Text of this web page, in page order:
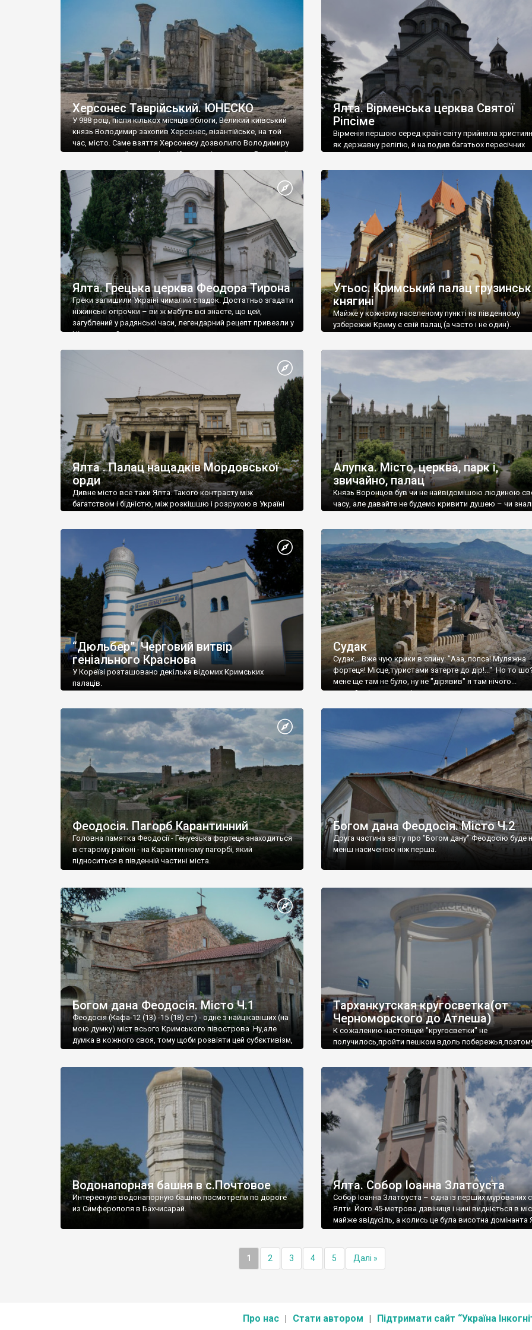
візантійської доби. Раритети викрадені з фондів об’єкту
культурної спадщини ЮНЕСКО «Херсонеса Таврійського».
Офіційно – на виставку «Золото Візантії», але експерти та
влада в Україні вважають це лише […]
називаються «повстяками» (postaki)…” “Вино. Крим
виробляє відмінне вино і його вдосталь: воно все
легке біле і дуже […]
Херсонес Таврійський. ЮНЕСКО
У 988 році, після кількох місяців облоги, Великий київський
князь Володимир захопив Херсонес, візантійське, на той
час, місто. Саме взяття Херсонесу дозволило Володимиру
диктувати свої умови візантійському імператору Василю ІІ,
Херсонесі Володимир-язичник, став Василем-
християнином. А потім було Хрещення Русі. На честь
Херсонесу Таврійського названо місто […]
Ялта. Вірменська церква Святої
Ріпсіме
Вірменія першою серед країн світу прийняла
як державну релігію, й на подив багатьох пересічних
Ялта. Грецька церква Феодора Тирона
Греки залишили Україні чималий спадок. Достатньо згадати
ніжинські огірочки – ви ж мабуть всі знаєте, що цей,
загублений у радянські часи, легендарний рецепт привезли у
Ніжин греки?
Утьос. Кримський палац
княгині
Майже у кожному населеному пункті на південному
узбережжі Криму є свій палац (а часто і не один).
Ялта . Палац нащадків Мордовської
орди
Дивне місто все таки Ялта. Такого контрасту між
багатством і бідністю, між розкішшю і розрухою в Україні
Алупка. Місто, церква, парк і,
звичайно, палац
Князь Воронцов був чи не найвідомішою людиною
часу, але давайте не будемо кривити душею – чи
“Дюльбер”. Черговий витвір
геніального Краснова
У Кореїзі розташовано декілька відомих Кримських
палаців.
Судак
Судак... Вже чую крики в спину: "Ааа, попса! Муляжна
фортеця! Місце,туристами затерте до дір!..." Но то
мене ще там не було, ну не "дірявив" я там нічого...
принаймні до цього літа.
Феодосія. Пагорб Карантинний
Головна памятка Феодосії - Генуезька фортеця знаходиться
в старому районі - на Карантинному пагорбі, який
підноситься в південній частині міста.
Богом дана Феодосія. Місто Ч.2
Друга частина звіту про "Богом дану" Феодосію буде
менш насиченою ніж перша.
Богом дана Феодосія. Місто Ч.1
Феодосія (Кафа-12 (13) -15 (18) ст) - одне з найцікавіших (на
мою думку) міст всього Кримського півострова .Ну,але
думка в кожного своя, тому щоби розвіяти цей субєктивізм,
запрошую відвідати це
Тарханкутская кругосветка(от
Черноморского до Атлеша)
К сожалению настоящей "кругосветки" не
получилось,пройти пешком вдоль
Водонапорная башня в с.Почтовое
Интересную водонапорную башню посмотрели по дороге
из Симферополя в Бахчисарай.
Ялта. Собор Іоанна Златоуста
Собор Іоанна Златоуста – одна із перших мурованих
Ялти. Його 45-метрова дзвіниця і нині видніється в
майже звідусіль, а колись це була висотна домінанта
1 2 3 4 5 Далі »
Про нас Стати автором Підтримати сайт “Україна